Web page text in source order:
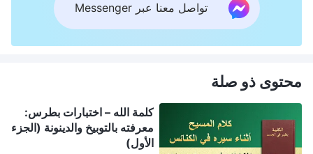
تواصل معنا عبر Messenger
محتوى ذو صلة
كلمة الله – اختبارات بطرس:
معرفته بالتوبيخ والدينونة (الجزء
الأول)